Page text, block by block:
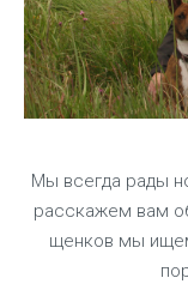
Мы всегда рады
расскажем вам
щенков мы